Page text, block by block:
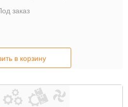
заказ
в корзину